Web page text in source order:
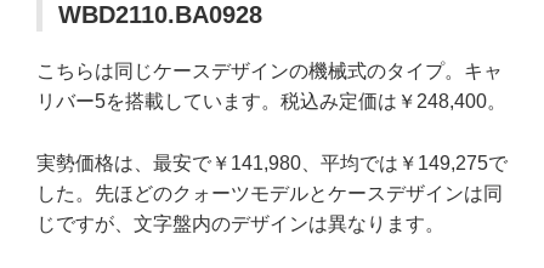
WBD2110.BA0928
こちらは同じケースデザインの機械式のタイプ。キャ
リバー5を搭載しています。税込み定価は￥248,400。
実勢価格は、最安で￥141,980、平均では￥149,275で
した。先ほどのクォーツモデルとケースデザインは同
じですが、文字盤内のデザインは異なります。